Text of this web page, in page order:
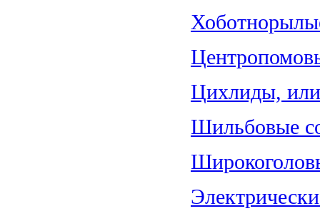
Цихлиды,
Шильбовые